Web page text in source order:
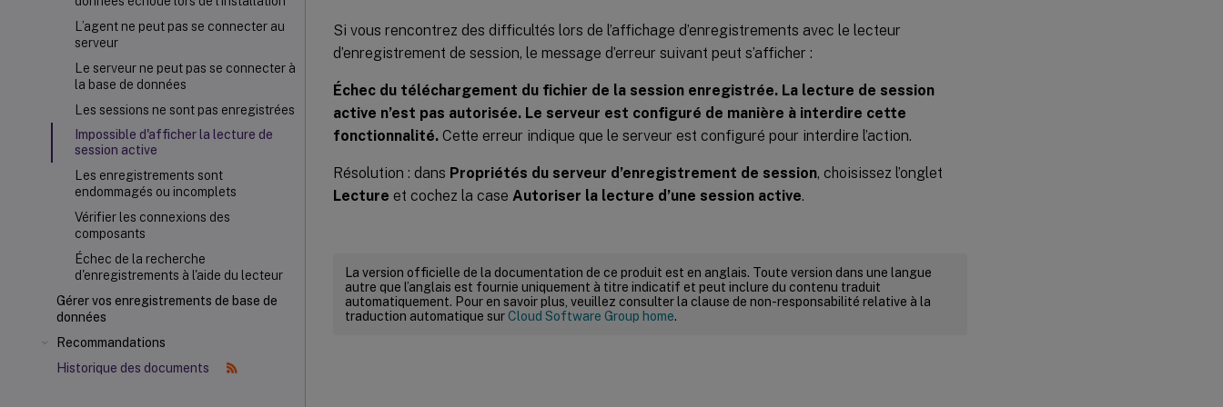
L’agent ne peut pas se connecter au
serveur
Le serveur ne peut pas se connecter à
la base de données
Les sessions ne sont pas enregistrées
Impossible d'afficher la lecture de
session active
Les enregistrements sont
endommagés ou incomplets
Vérifier les connexions des
composants
Échec de la recherche
d'enregistrements à l'aide du lecteur
Gérer vos enregistrements de base de
données
Recommandations
Historique des documents
Si vous rencontrez des difficultés lors de l’affichage d’enregistrements avec le lecteur
d’enregistrement de session, le message d’erreur suivant peut s’afficher :
Échec du téléchargement du fichier de la session enregistrée. La lecture de session
active n’est pas autorisée. Le serveur est configuré de manière à interdire cette
fonctionnalité. Cette erreur indique que le serveur est configuré pour interdire l’action.
Résolution : dans Propriétés du serveur d’enregistrement de session, choisissez l’onglet
Lecture et cochez la case Autoriser la lecture d’une session active.
La version officielle de la documentation de ce produit est en anglais. Toute version dans une langue
autre que l’anglais est fournie uniquement à titre indicatif et peut inclure du contenu traduit
automatiquement. Pour en savoir plus, veuillez consulter la clause de non-responsabilité relative à la
traduction automatique surCloud Software Group home.